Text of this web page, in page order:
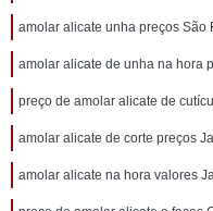
amolar alicate unha preços São
amolar alicate de unha na hora
preço de amolar alicate de
amolar alicate de corte preços
amolar alicate na hora valores